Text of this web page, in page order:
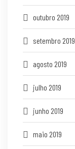
outubro 2019
setembro 2019
agosto 2019
julho 2019
junho 2019
maio 2019